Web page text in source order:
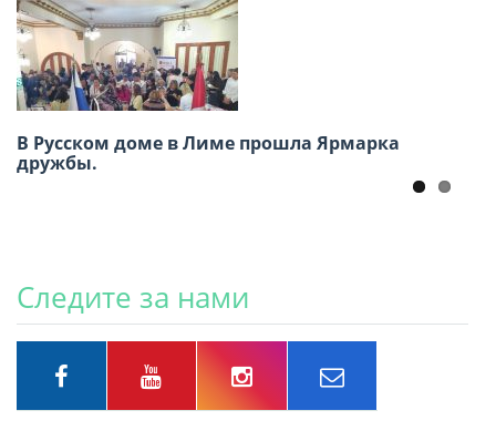
В Русском доме в Лиме прошла Ярмарка
дружбы.
Международный конкурс детского
творчества «Москва в сердце каждого»
Следите за нами